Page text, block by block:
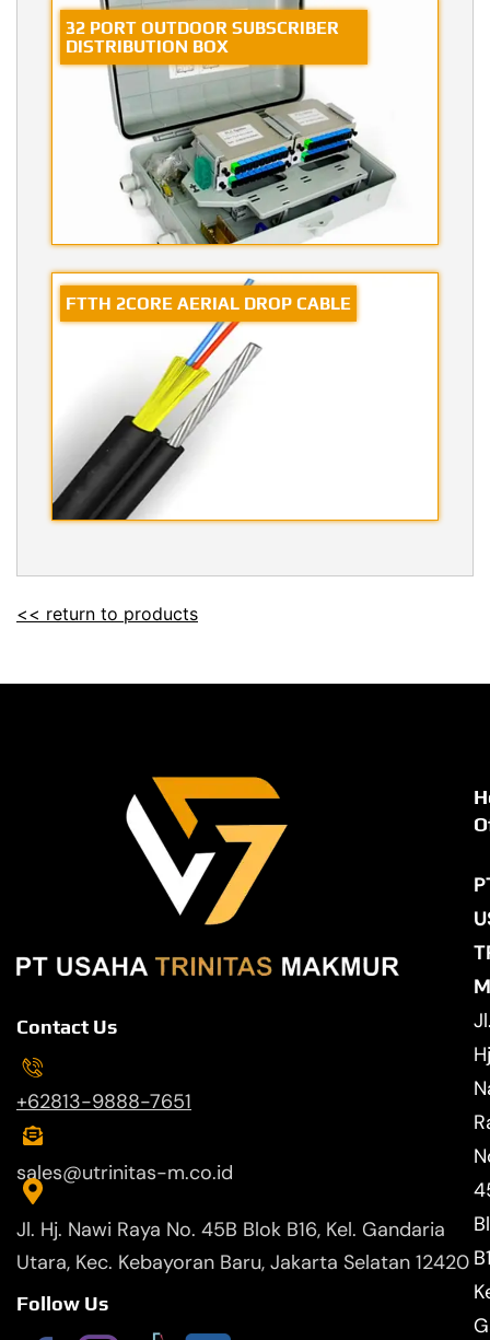
32 PORT OUTDOOR SUBSCRIBER
DISTRIBUTION BOX
FTTH 2CORE AERIAL DROP CABLE
<< return to products
Contact Us
+62813-9888-7651
sales@utrinitas-m.co.id
Jl. Hj. Nawi Raya No. 45B Blok B16, Kel. Gandaria
Utara, Kec. Kebayoran Baru, Jakarta Selatan 12420
Follow Us